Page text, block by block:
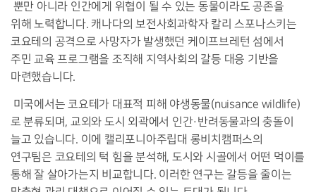
뿐만 아니라 인간에게 위협이 될 수 있는 동물이라도 공존을
위해 노력합니다. 캐나다의 보전사회과학자 칼리 스포나스키는
코요테의 공격으로 사망자가 발생했던 케이프브레턴 섬에서
주민 교육 프로그램을 조직해 지역사회의 갈등 대응 기반을
마련했습니다.
미국에서는 코요테가 대표적 피해 야생동물(nuisance wildlife)
로 분류되며, 교외와 도시 외곽에서 인간·반려동물과의 충돌이
늘고 있습니다. 이에 캘리포니아주립대 롱비치캠퍼스의
연구팀은 코요테의 턱 힘을 분석해, 도시와 시골에서 어떤 먹이를
통해 잘 살아가는지 비교합니다. 이러한 연구는 갈등을 줄이는